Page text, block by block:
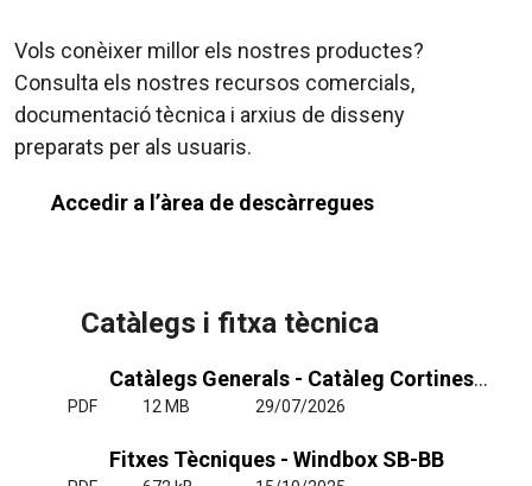
Vols conèixer millor els nostres productes?
Consulta els nostres recursos comercials,
documentació tècnica i arxius de disseny
preparats per als usuaris.
Accedir a l’àrea de descàrregues
Catàlegs i fitxa tècnica
Catàlegs Generals - Catàleg Cortines d'Aire General
PDF 12 MB 29/07/2026
Fitxes Tècniques - Windbox SB-BB